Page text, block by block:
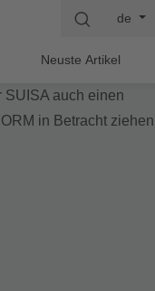
de
Neuste Artikel